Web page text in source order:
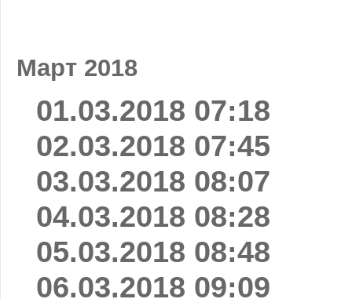
Март 2018
01.03.2018 07:18
02.03.2018 07:45
03.03.2018 08:07
04.03.2018 08:28
05.03.2018 08:48
06.03.2018 09:09